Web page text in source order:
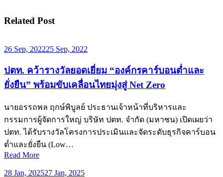
Related Post
26 Sep, 202225 Sep, 2022
ปตท. คว้ารางวัลยอดเยี่ยม “องค์กรคาร์บอนต่ำและ
ยั่งยืน” พร้อมขับเคลื่อนไทยมุ่งสู่ Net Zero
นายอรรถพล ฤกษ์พิบูลย์ ประธานเจ้าหน้าที่บริหารและ
กรรมการผู้จัดการใหญ่ บริษัท ปตท. จำกัด (มหาชน) เปิดเผยว่า
ปตท. ได้รับรางวัลโครงการประเมินและจัดระดับธุรกิจคาร์บอน
ต่ำและยั่งยืน (Low…
Read More
28 Jan, 202527 Jan, 2025